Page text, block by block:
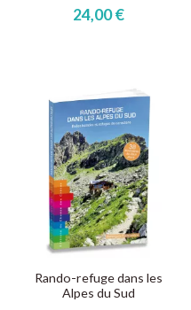
24,00 €
Rando-refuge dans les
Alpes du Sud